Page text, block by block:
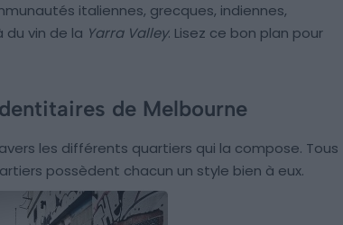
italiennes, grecques, indiennes,
du vin de la Yarra Valley. Lisez ce bon plan pour
de Melbourne
les différents quartiers qui la compose. Tous
possèdent chacun un style bien à eux.